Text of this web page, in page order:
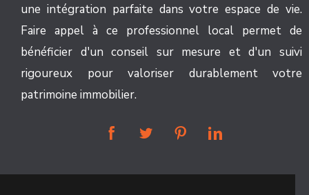
une intégration parfaite dans votre espace de vie.
Faire appel à ce professionnel local permet de
bénéficier d'un conseil sur mesure et d'un suivi
rigoureux pour valoriser durablement votre
patrimoine immobilier.